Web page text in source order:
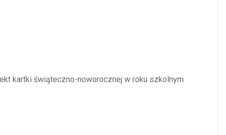
kartki świąteczno-noworocznej w roku szkolnym